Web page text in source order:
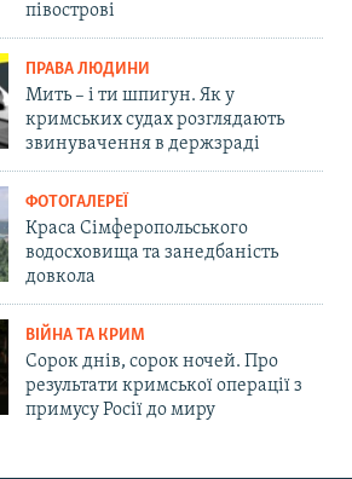
півострові
ПРАВА ЛЮДИНИ
Мить – і ти шпигун. Як у
кримських судах розглядають
звинувачення в держзраді
ФОТОГАЛЕРЕЇ
Краса Сімферопольського
водосховища та занедбаність
довкола
ВІЙНА ТА КРИМ
Сорок днів, сорок ночей. Про
результати кримської операції з
примусу Росії до миру